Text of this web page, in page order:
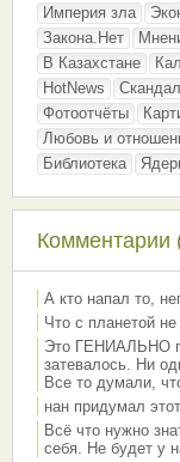
Империя зла
Закона.Нет
В Казахстане
HotNews
Фотоотчёты
Любовь и
Библиотека
Комментарии
А кто напал то,
Что с планетой
Это ГЕНИАЛЬНО
затевалось. Ни
Все то думали,
нан придумал
Всё что нужно
себя. Не будет у